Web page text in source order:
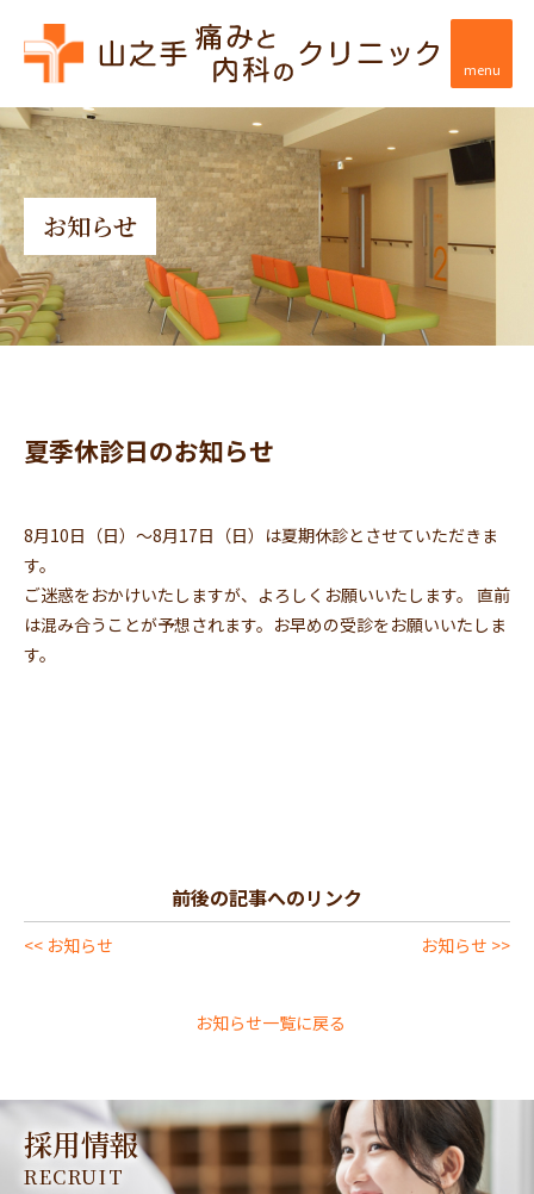
お知らせ
夏季休診日のお知らせ
8月10日（日）～8月17日（日）は夏期休診とさせていただきま
す。
ご迷惑をおかけいたしますが、よろしくお願いいたします。 直前
は混み合うことが予想されます。お早めの受診をお願いいたしま
す。
前後の記事へのリンク
<< お知らせ お知らせ >>
お知らせ一覧に戻る
採用情報
RECRUIT
menu